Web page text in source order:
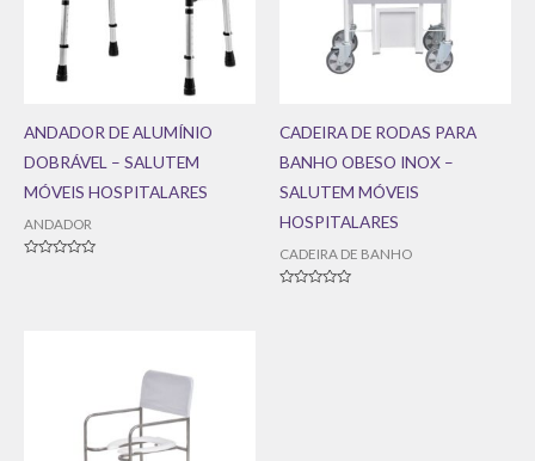
ANDADOR DE ALUMÍNIO
DOBRÁVEL – SALUTEM
MÓVEIS HOSPITALARES
ANDADOR
CADEIRA DE RODAS PARA
BANHO OBESO INOX –
SALUTEM MÓVEIS
HOSPITALARES
CADEIRA DE BANHO